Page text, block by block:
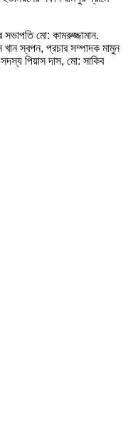
মো: কামরুজ্জামান.
খান স্বপন, প্রচার সম্পাদক মামুন
পিয়াস দাস, মো: সাকিব